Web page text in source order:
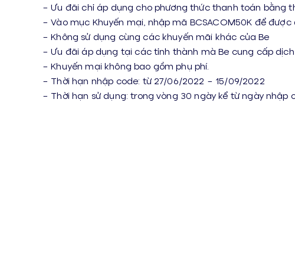
– Ưu đãi chỉ áp dụng cho phương thức thanh toán bằng
– Vào mục Khuyến mại, nhập mã BCSACOM50K để được
– Không sử dụng cùng các khuyến mãi khác của Be
– Ưu đãi áp dụng tại các tỉnh thành mà Be cung cấp dịch
– Khuyến mại không bao gồm phụ phí.
– Thời hạn nhập code: từ 27/06/2022 – 15/09/2022
– Thời hạn sử dụng: trong vòng 30 ngày kể từ ngày nhập